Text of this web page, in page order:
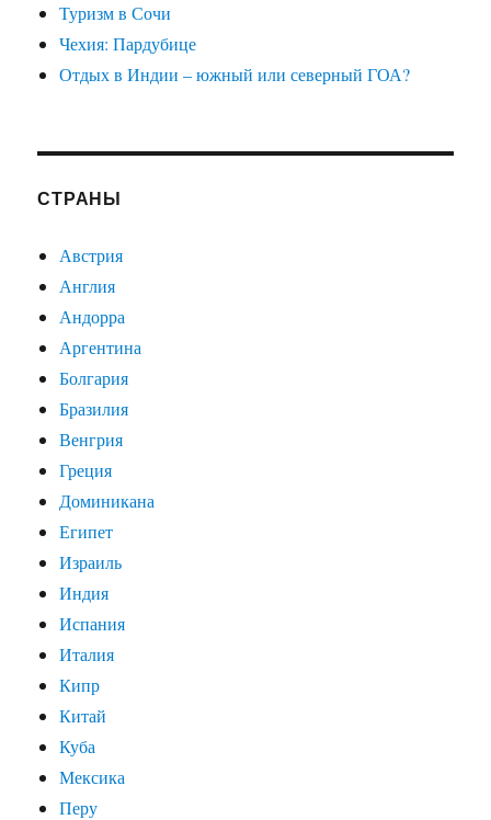
Туризм в Сочи
Чехия: Пардубице
Отдых в Индии – южный или северный ГОА?
СТРАНЫ
Австрия
Англия
Андорра
Аргентина
Болгария
Бразилия
Венгрия
Греция
Доминикана
Египет
Израиль
Индия
Испания
Италия
Кипр
Китай
Куба
Мексика
Перу